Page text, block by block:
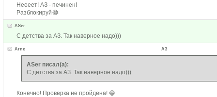
Неееет! АЗ - печинен!
Разблокируй😂
ASer
С детства за АЗ. Так наверное надо)))
Arne АЗ
ASer писал(а):
С детства за АЗ. Так наверное надо)))
Конечно! Проверка не пройдена! 😁